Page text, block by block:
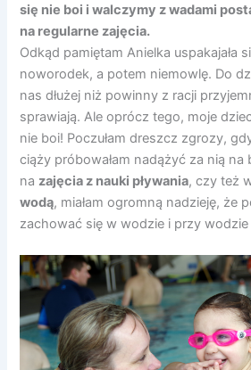
się nie boi i walczymy z wadami
na regularne zajęcia.
Odkąd pamiętam Anielka uspakajała
noworodek, a potem niemowlę. Do
nas dłużej niż powinny z racji
sprawiają. Ale oprócz tego, moje
nie boi! Poczułam dreszcz zgrozy,
ciąży próbowałam nadążyć za nią na
na zajęcia z nauki pływania, czy też
wodą, miałam ogromną nadzieję, że
zachować się w wodzie i przy wodzie